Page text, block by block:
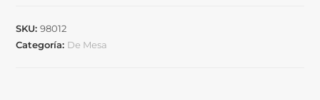
SKU:98012
Categoría: De Mesa